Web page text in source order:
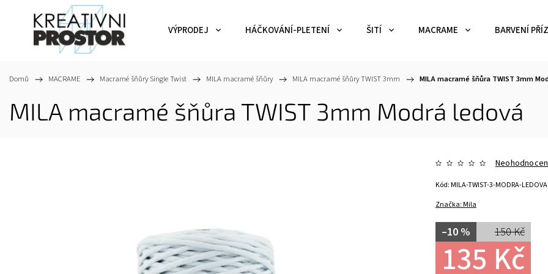
VÝPRODEJ HÁČKOVÁNÍ-PLETENÍ ŠITÍ MACRAME BARVENÍ
Domů / MACRAME / Macramé šňůry Single Twist / MILA macramé šňůry / MILA macramé šňůry TWIST 3mm / MILA macramé šňůra TWIST 3mm
MILA macramé šňůra TWIST 3mm Modrá ledová
Značka:Mila
150 Kč
–10 %
135 Kč
Kód:MILA-TWIST-3-MODRA-LEDOVA